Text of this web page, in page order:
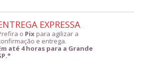
EXPRESSA
o Pix para agilizar a
e entrega.
até 4 horas para a Grande